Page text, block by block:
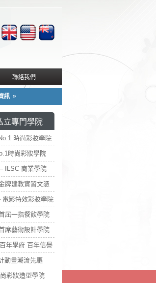
聯絡我們
訊 »
立專門學院
時尚彩妝學院
時尚彩妝學院
ILSC 商業學院
牌建教實習文憑
電影特效彩妝學院
屈一指餐飲學院
席藝術設計學院
年學府 百年信譽
動畫潮流先驅
彩妝造型學院